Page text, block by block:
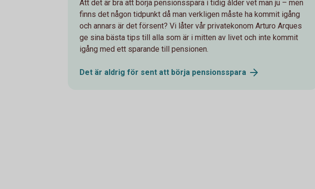
Att det är bra att börja pensionsspara i tidig ålder vet man ju – men
finns det någon tidpunkt då man verkligen måste ha kommit igång
och annars är det försent? Vi låter vår privatekonom Arturo Arques
ge sina bästa tips till alla som är i mitten av livet och inte kommit
igång med ett sparande till pensionen.
Det är aldrig för sent att börja pensionsspara